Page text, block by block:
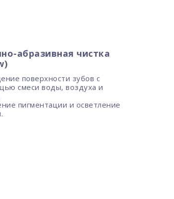
абразивная чистка
поверхности зубов с
смеси воды, воздуха и
пигментации и осветление